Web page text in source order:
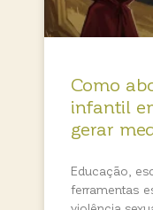
Como
infantil
gerar
Educação,
ferramentas